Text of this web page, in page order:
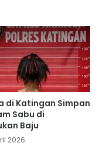
di Katingan Simpan
Sabu di
Baju
2026